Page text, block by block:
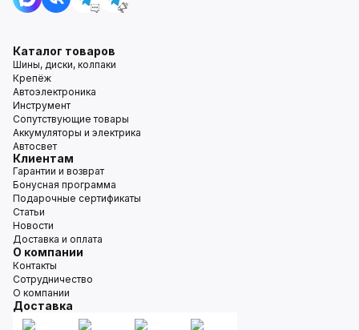
Каталог товаров
Шины, диски, колпаки
Крепёж
Автоэлектроника
Инструмент
Сопутствующие товары
Аккумуляторы и электрика
Автосвет
Клиентам
Гарантии и возврат
Бонусная программа
Подарочные сертификаты
Статьи
Новости
Доставка и оплата
О компании
Контакты
Сотрудничество
О компании
Доставка